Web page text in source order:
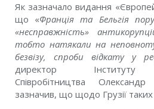
Як зазначало видання
що «Франція та Бельгія
«несправжність»
тобто натякали на
безвізу, спроби відкату у
директор Інституту
Співробітництва
зазначив, що щодо Грузії